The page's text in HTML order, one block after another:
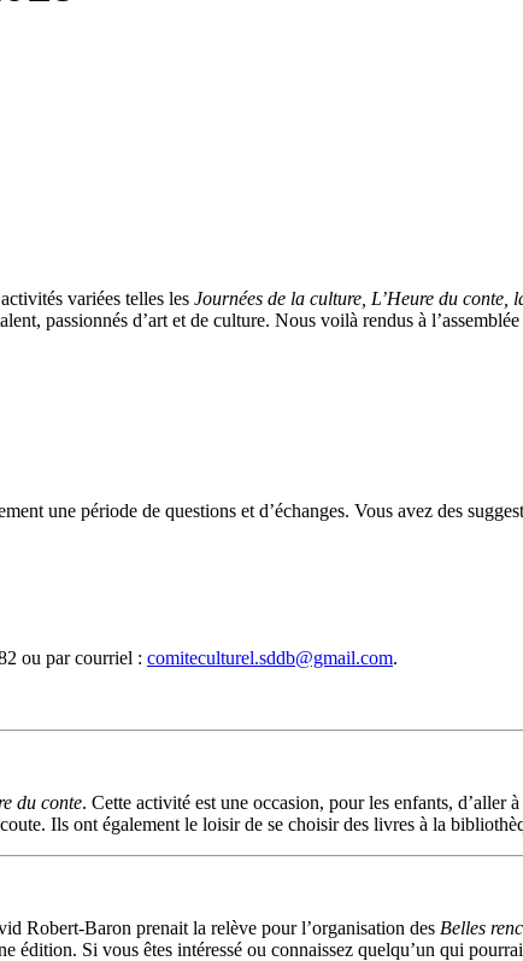
variées telles les Journées de la culture, L’Heure du conte,
passionnés d’art et de culture. Nous voilà rendus à
une période de questions et d’échanges. Vous avez des
ou par courriel : comiteculturel.sddb@gmail.com.
du conte. Cette activité est une occasion, pour les enfants, d’aller
Ils ont également le loisir de se choisir des livres à la
Robert-Baron prenait la relève pour l’organisation des Belles
édition. Si vous êtes intéressé ou connaissez quelqu’un qui